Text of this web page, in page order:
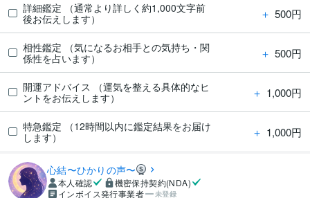
詳細鑑定 （通常より詳しく約1,000文字前
後お伝えします）
＋ 500円
相性鑑定 （気になるお相手との気持ち・関
係性を占います）
＋ 500円
開運アドバイス （運気を整える具体的なヒ
ントをお伝えします）
＋ 1,000円
特急鑑定 （12時間以内に鑑定結果をお届け
します）
＋ 1,000円
心結〜ひかりの声〜
本人確認
機密保持契約(NDA)
インボイス発行事業者
未登録